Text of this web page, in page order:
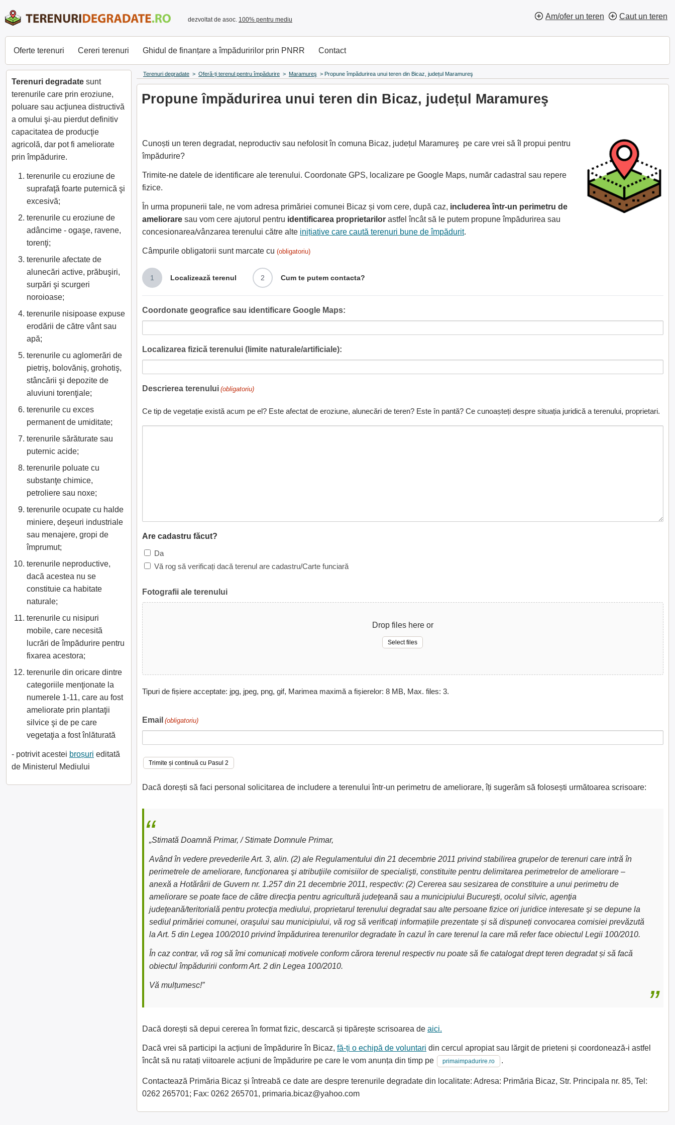
dezvoltat de asoc. 100% pentru mediu Am/ofer un teren Caut un teren
Oferte terenuri Cereri terenuri Ghidul de finanțare a împăduririlor prin PNRR Contact
Terenuri degradate > Oferă-ți terenul pentru împădurire > Maramureş > Propune împădurirea unui teren din Bicaz, județul Maramureş
Propune împădurirea unui teren din Bicaz, județul Maramureş
Cunoști un teren degradat, neproductiv sau nefolosit în comuna Bicaz, județul Maramureş pe care vrei să îl propui pentru
împădurire?
Trimite-ne datele de identificare ale terenului. Coordonate GPS, localizare pe Google Maps, număr cadastral sau repere
fizice.
În urma propunerii tale, ne vom adresa primăriei comunei Bicaz și vom cere, după caz, includerea într-un perimetru de
ameliorare sau vom cere ajutorul pentru identificarea proprietarilor astfel încât să le putem propune împădurirea sau
concesionarea/vânzarea terenului către alte inițiative care caută terenuri bune de împădurit.
Câmpurile obligatorii sunt marcate cu (obligatoriu)
1 Localizează terenul 2 Cum te putem contacta?
Coordonate geografice sau identificare Google Maps:
Localizarea fizică terenului (limite naturale/artificiale):
Descrierea terenului (obligatoriu)
Ce tip de vegetație există acum pe el? Este afectat de eroziune, alunecări de teren? Este în pantă? Ce cunoașteți despre situația juridică a terenului, proprietari.
Are cadastru făcut?
Da
Vă rog să verificați dacă terenul are cadastru/Carte funciară
Fotografii ale terenului
Drop files here or
Select files
Tipuri de fișiere acceptate: jpg, jpeg, png, gif, Marimea maximă a fișierelor: 8 MB, Max. files: 3.
Email (obligatoriu)
Dacă dorești să faci personal solicitarea de includere a terenului într-un perimetru de ameliorare, îți sugerăm să folosești următoarea scrisoare:
„Stimată Doamnă Primar, / Stimate Domnule Primar,
Având în vedere prevederile Art. 3, alin. (2) ale Regulamentului din 21 decembrie 2011 privind stabilirea grupelor de terenuri care intră în
perimetrele de ameliorare, funcţionarea şi atribuţiile comisiilor de specialişti, constituite pentru delimitarea perimetrelor de ameliorare –
anexă a Hotărârii de Guvern nr. 1.257 din 21 decembrie 2011, respectiv: (2) Cererea sau sesizarea de constituire a unui perimetru de
ameliorare se poate face de către direcţia pentru agricultură judeţeană sau a municipiului Bucureşti, ocolul silvic, agenţia
judeţeană/teritorială pentru protecţia mediului, proprietarul terenului degradat sau alte persoane fizice ori juridice interesate şi se depune la
sediul primăriei comunei, oraşului sau municipiului, vă rog să verificați informațiile prezentate și să dispuneți convocarea comisiei prevăzută
la Art. 5 din Legea 100/2010 privind împădurirea terenurilor degradate în cazul în care terenul la care mă refer face obiectul Legii 100/2010.
În caz contrar, vă rog să îmi comunicați motivele conform cărora terenul respectiv nu poate să fie catalogat drept teren degradat și să facă
obiectul împăduririi conform Art. 2 din Legea 100/2010.
Vă mulțumesc!”
Dacă dorești să depui cererea în format fizic, descarcă și tipărește scrisoarea de aici.
Dacă vrei să participi la acțiuni de împădurire în Bicaz, fă-ți o echipă de voluntari din cercul apropiat sau lărgit de prieteni și coordonează-i astfel
încât să nu ratați viitoarele acțiuni de împădurire pe care le vom anunța din timp pe
primaimpadurire.ro .
Contactează Primăria Bicaz și întreabă ce date are despre terenurile degradate din localitate: Adresa: Primăria Bicaz, Str. Principala nr. 85, Tel:
0262 265701; Fax: 0262 265701, primaria.bicaz@yahoo.com
Terenuri degradate sunt
terenurile care prin eroziune,
poluare sau acţiunea distructivă
a omului şi-au pierdut definitiv
capacitatea de producţie
agricolă, dar pot fi ameliorate
prin împădurire.
terenurile cu eroziune de
suprafaţă foarte puternică şi
excesivă;
terenurile cu eroziune de
adâncime - ogaşe, ravene,
torenţi;
terenurile afectate de
alunecări active, prăbuşiri,
surpări şi scurgeri
noroioase;
terenurile nisipoase expuse
erodării de către vânt sau
apă;
terenurile cu aglomerări de
pietriş, bolovăniş, grohotiş,
stâncării şi depozite de
aluviuni torenţiale;
terenurile cu exces
permanent de umiditate;
terenurile sărăturate sau
puternic acide;
terenurile poluate cu
substanţe chimice,
petroliere sau noxe;
terenurile ocupate cu halde
miniere, deşeuri industriale
sau menajere, gropi de
împrumut;
terenurile neproductive,
dacă acestea nu se
constituie ca habitate
naturale;
terenurile cu nisipuri
mobile, care necesită
lucrări de împădurire pentru
fixarea acestora;
terenurile din oricare dintre
categoriile menţionate la
numerele 1-11, care au fost
ameliorate prin plantaţii
silvice şi de pe care
vegetaţia a fost înlăturată
- potrivit acestei broșuri editată
de Ministerul Mediului